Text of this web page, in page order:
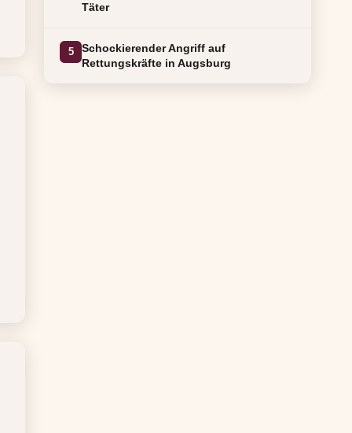
Täter
5
Schockierender Angriff auf
Rettungskräfte in Augsburg